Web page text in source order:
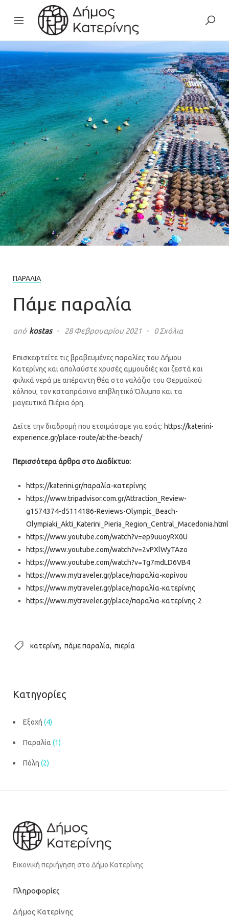
ΠΑΡΑΛΊΑ
Πάμε παραλία
από kostas 28 Φεβρουαρίου 2021 0 Σχόλια
Επισκεφτείτε τις βραβευμένες παραλίες του Δήμου
Κατερίνης και απολαύστε χρυσές αμμουδιές και ζεστά και
φιλικά νερά με απέραντη θέα στο γαλάζιο του Θερμαϊκού
κόλπου, τον καταπράσινο επιβλητικό Όλυμπο και τα
μαγευτικά Πιέρια όρη.
Δείτε την διαδρομή που ετοιμάσαμε για εσάς: https://katerini-
experience.gr/place-route/at-the-beach/
Περισσότερα άρθρα στο Διαδίκτυο:
https://katerini.gr/παραλία-κατερίνης
https://www.tripadvisor.com.gr/Attraction_Review-
g1574374-d5114186-Reviews-Olympic_Beach-
Olympiaki_Akti_Katerini_Pieria_Region_Central_Macedonia.html
https://www.youtube.com/watch?v=ep9uuoyRX0U
https://www.youtube.com/watch?v=2vPXlWyTAzo
https://www.youtube.com/watch?v=Tg7mdLD6VB4
https://www.mytraveler.gr/place/παραλία-κορίνου
https://www.mytraveler.gr/place/παραλία-κατερίνης
https://www.mytraveler.gr/place/παραλια-κατερίνης-2
κατερίνη πάμε παραλία πιερία
Κατηγορίες
Εξοχή (4)
Παραλία (1)
Πόλη (2)
Εικονική περιήγηση στο Δήμο Κατερίνης
Πληροφορίες
Δήμος Κατερίνης